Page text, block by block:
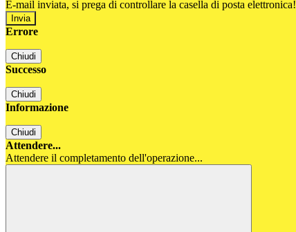
E-mail inviata, si prega di controllare la casella di posta elettronica!
Errore
Chiudi
Successo
Chiudi
Informazione
Chiudi
Attendere...
Attendere il completamento dell'operazione...